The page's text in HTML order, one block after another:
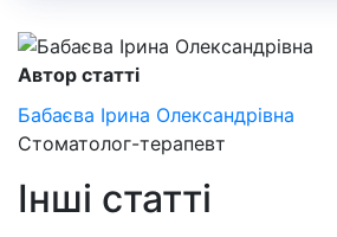
Автор статті
Бабаєва Ірина Олександрівна
Стоматолог-терапевт
Інші статті